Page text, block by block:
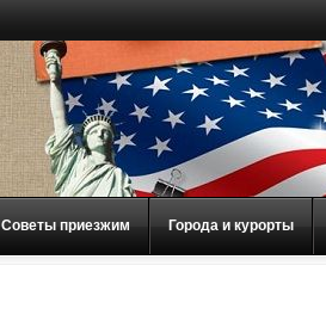
Советы приезжим Города и курорты